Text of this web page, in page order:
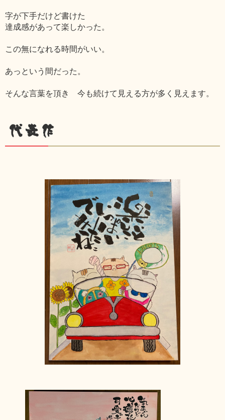
字が下手だけど書けた
達成感があって楽しかった。
この無になれる時間がいい。
あっという間だった。
そんな言葉を頂き 今も続けて見える方が多く見えます。
代表作